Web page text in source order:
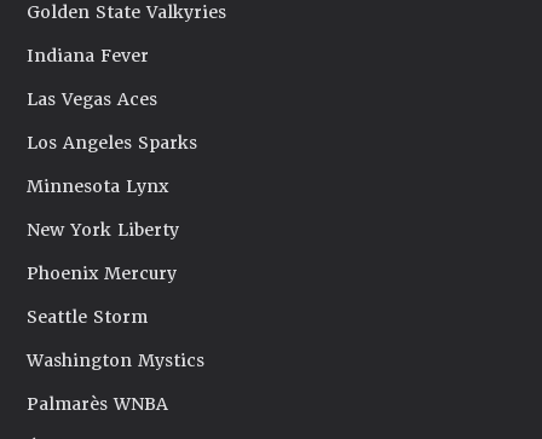
Golden State Valkyries
Indiana Fever
Las Vegas Aces
Los Angeles Sparks
Minnesota Lynx
New York Liberty
Phoenix Mercury
Seattle Storm
Washington Mystics
Palmarès WNBA